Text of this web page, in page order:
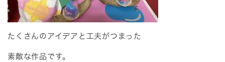
たくさんのアイデアと工夫がつまった
素敵な作品です。